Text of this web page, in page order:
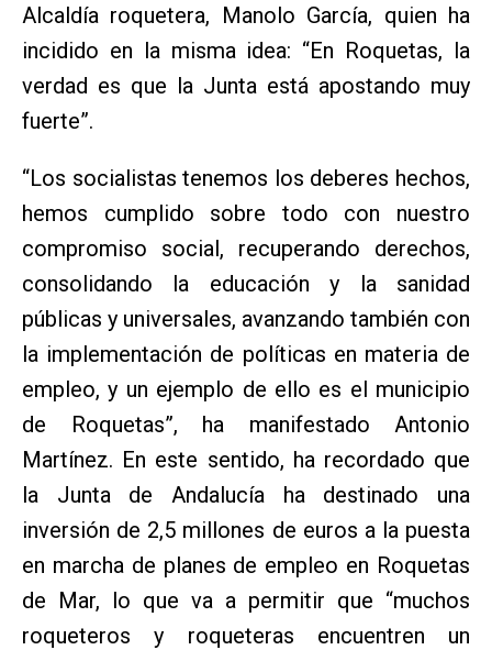
Alcaldía roquetera, Manolo García, quien ha
incidido en la misma idea: “En Roquetas, la
verdad es que la Junta está apostando muy
fuerte”.
“Los socialistas tenemos los deberes hechos,
hemos cumplido sobre todo con nuestro
compromiso social, recuperando derechos,
consolidando la educación y la sanidad
públicas y universales, avanzando también con
la implementación de políticas en materia de
empleo, y un ejemplo de ello es el municipio
de Roquetas”, ha manifestado Antonio
Martínez. En este sentido, ha recordado que
la Junta de Andalucía ha destinado una
inversión de 2,5 millones de euros a la puesta
en marcha de planes de empleo en Roquetas
de Mar, lo que va a permitir que “muchos
roqueteros y roqueteras encuentren un